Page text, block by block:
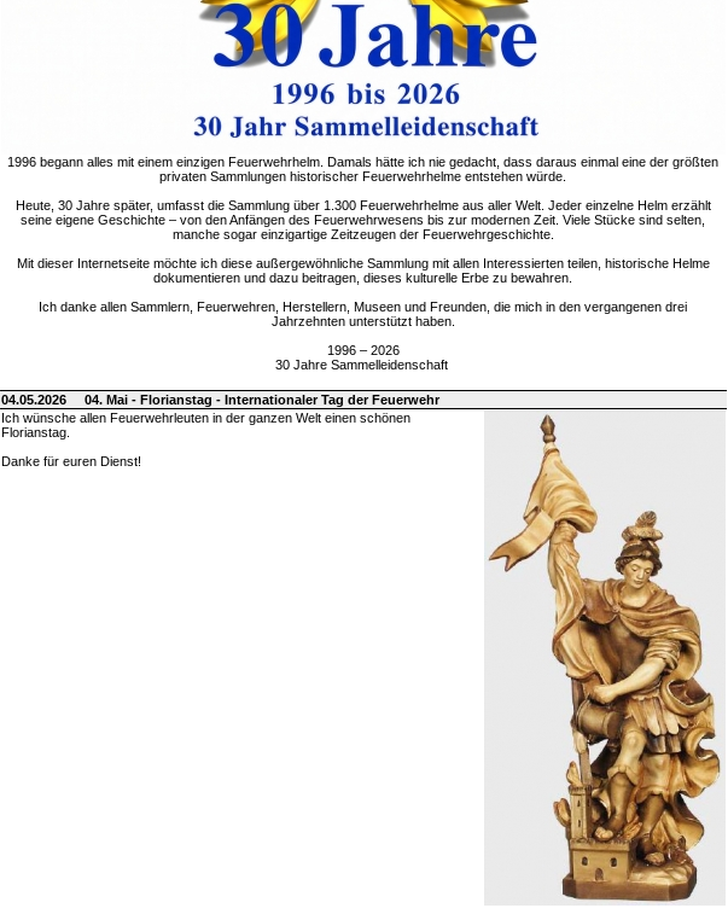
1996 begann alles mit einem einzigen Feuerwehrhelm. Damals hätte ich nie gedacht, dass daraus einmal eine der größten
privaten Sammlungen historischer Feuerwehrhelme entstehen würde.
Heute, 30 Jahre später, umfasst die Sammlung über 1.300 Feuerwehrhelme aus aller Welt. Jeder einzelne Helm erzählt
seine eigene Geschichte – von den Anfängen des Feuerwehrwesens bis zur modernen Zeit. Viele Stücke sind selten,
manche sogar einzigartige Zeitzeugen der Feuerwehrgeschichte.
Mit dieser Internetseite möchte ich diese außergewöhnliche Sammlung mit allen Interessierten teilen, historische Helme
dokumentieren und dazu beitragen, dieses kulturelle Erbe zu bewahren.
Ich danke allen Sammlern, Feuerwehren, Herstellern, Museen und Freunden, die mich in den vergangenen drei
Jahrzehnten unterstützt haben.
1996 – 2026
30 Jahre Sammelleidenschaft
04.05.2026
04. Mai - Florianstag - Internationaler Tag der Feuerwehr
Ich wünsche allen Feuerwehrleuten in der ganzen Welt einen schönen
Florianstag.
Danke für euren Dienst!